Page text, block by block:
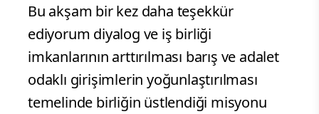
Bu akşam bir kez daha teşekkür
ediyorum diyalog ve iş birliği
imkanlarının arttırılması barış ve adalet
odaklı girişimlerin yoğunlaştırılması
temelinde birliğin üstlendiği misyonu